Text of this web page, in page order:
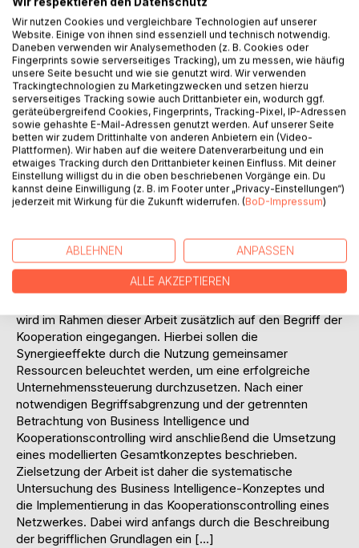
Business Intelligence zusammengefasst werden.
Der Begriff Business Intelligence wird in der letzten Zeit in
Theorie und Praxis im Bereich
entscheidungsunterstützender Systeme häufig diskutiert.
Sicher ist, dass Business Intelligence kein neues oder
innovatives Konzept beschreibt, sondern als eine
begriffliche Klammer gesehen wird, die eine Vielfalt von
unterschiedlichen Ansätzen zur Datenanalyse subsummiert.
Dabei besteht keine eindeutige Meinung, wie und in
welchen Bereichen der Einsatz von Business Intelligence-
Tools sinnvoll ist und sein kann. Informationstechnologien
Möglichkeiten bieten, aus externen oder internen
Informationen relevante Zusammenhänge offenzulegen,
um für die Entscheidungsunterstützung des Managements
aussagekräftiges Datenmaterial zu generieren.
wird im Rahmen dieser Arbeit zusätzlich auf den Begriff der
Kooperation eingegangen. Hierbei sollen die
Synergieeffekte durch die Nutzung gemeinsamer
Ressourcen beleuchtet werden, um eine erfolgreiche
Unternehmenssteuerung durchzusetzen. Nach einer
notwendigen Begriffsabgrenzung und der getrennten
Betrachtung von Business Intelligence und
Kooperationscontrolling wird anschließend die Umsetzung
eines modellierten Gesamtkonzeptes beschrieben.
Zielsetzung der Arbeit ist daher die systematische
Untersuchung des Business Intelligence-Konzeptes und
die Implementierung in das Kooperationscontrolling eines
Netzwerkes. Dabei wird anfangs durch die Beschreibung
der begrifflichen Grundlagen ein […]
Wir nutzen Cookies und vergleichbare Technologien auf unserer
Website. Einige von ihnen sind essenziell und technisch notwendig.
Daneben verwenden wir Analysemethoden (z. B. Cookies oder
Fingerprints sowie serverseitiges Tracking), um zu messen, wie häufig
unsere Seite besucht und wie sie genutzt wird. Wir verwenden
Trackingtechnologien zu Marketingzwecken und setzen hierzu
serverseitiges Tracking sowie auch Drittanbieter ein, wodurch ggf.
geräteübergreifend Cookies, Fingerprints, Tracking-Pixel, IP-Adressen
sowie gehashte E-Mail-Adressen genutzt werden. Auf unserer Seite
betten wir zudem Drittinhalte von anderen Anbietern ein (Video-
Plattformen). Wir haben auf die weitere Datenverarbeitung und ein
etwaiges Tracking durch den Drittanbieter keinen Einfluss. Mit deiner
Einstellung willigst du in die oben beschriebenen Vorgänge ein. Du
kannst deine Einwilligung (z. B. im Footer unter „Privacy-Einstellungen“)
jederzeit mit Wirkung für die Zukunft widerrufen. (BoD-Impressum)
ABLEHNEN ANPASSEN
ALLE AKZEPTIEREN